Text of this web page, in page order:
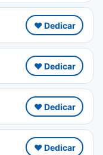
❤️ Dedicar
❤️ Dedicar
❤️ Dedicar
❤️ Dedicar